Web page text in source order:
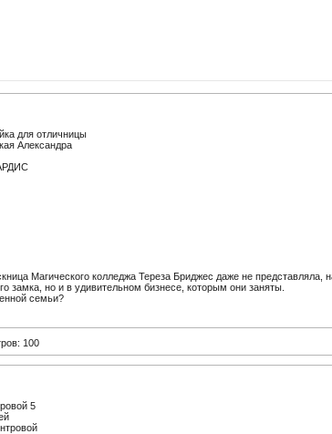
для отличницы
Александра
Магического колледжа Тереза Бриджес даже не представляла,
замка, но и в удивительном бизнесе, которым они заняты.
семьи?
100
5